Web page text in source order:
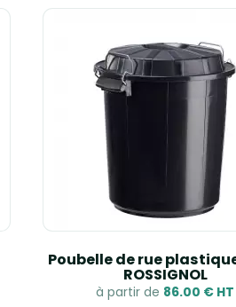
Poubelle de rue
ROSSIGNOL
à partir de 86.00 € HT